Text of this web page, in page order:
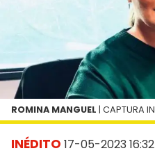
INÉDITO 17-05-2023 16:32
ROMINA MANGUEL | CAPTURA